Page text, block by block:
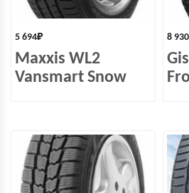
5 694₽
Maxxis WL2
Vansmart Snow
8 930